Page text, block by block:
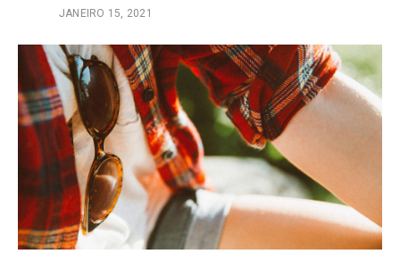
JANEIRO 15, 2021